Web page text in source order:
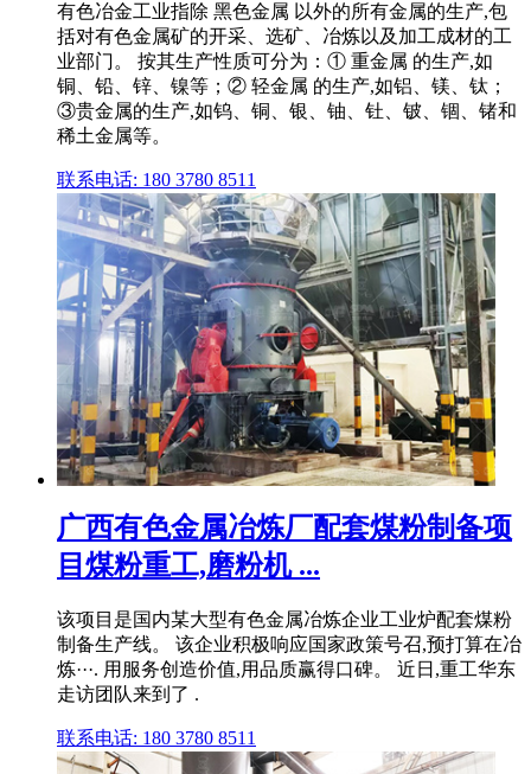
有色冶金工业指除 黑色金属 以外的所有金属的生产,包
括对有色金属矿的开采、选矿、冶炼以及加工成材的工
业部门。 按其生产性质可分为：① 重金属 的生产,如
铜、铅、锌、镍等；② 轻金属 的生产,如铝、镁、钛；
③贵金属的生产,如钨、铜、银、铀、钍、铍、锢、锗和
稀土金属等。
联系电话: 180 3780 8511
广西有色金属冶炼厂配套煤粉制备项
目煤粉重工,磨粉机 ...
该项目是国内某大型有色金属冶炼企业工业炉配套煤粉
制备生产线。 该企业积极响应国家政策号召,预打算在冶
炼···. 用服务创造价值,用品质赢得口碑。 近日,重工华东
走访团队来到了 .
联系电话: 180 3780 8511